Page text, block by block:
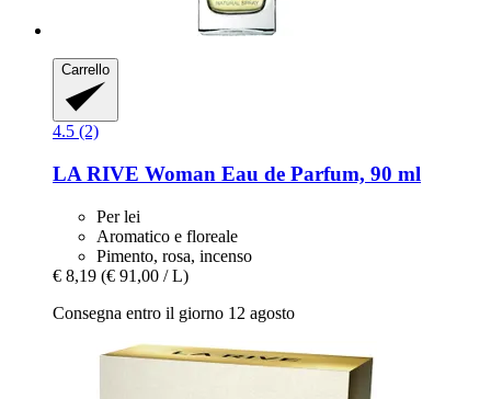
Carrello
4.5 (2)
LA RIVE Woman Eau de Parfum, 90 ml
Per lei
Aromatico e floreale
Pimento, rosa, incenso
€ 8,19 (€ 91,00 / L)
Consegna entro il giorno 12 agosto